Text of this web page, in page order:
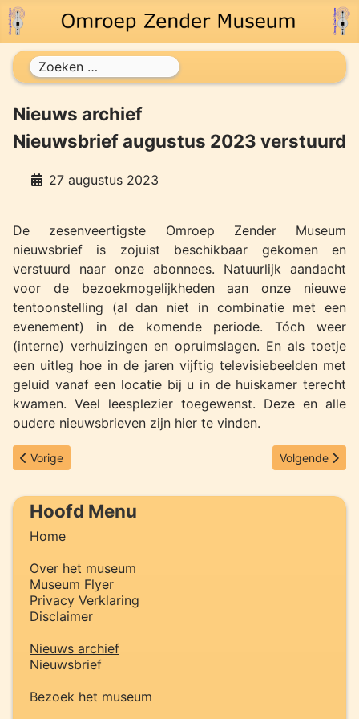
Zoeken
Hoofd Menu
Home
Over het museum
Museum Flyer
Privacy Verklaring
Disclaimer
Nieuws archief
Nieuwsbrief
Bezoek het museum
Nieuws archief
Nieuwsbrief augustus 2023 verstuurd
27 augustus 2023
De zesenveertigste Omroep Zender Museum
nieuwsbrief is zojuist beschikbaar gekomen en
verstuurd naar onze abonnees. Natuurlijk aandacht
voor de bezoekmogelijkheden aan onze nieuwe
tentoonstelling (al dan niet in combinatie met een
evenement) in de komende periode. Tóch weer
(interne) verhuizingen en opruimslagen. En als toetje
een uitleg hoe in de jaren vijftig televisiebeelden met
geluid vanaf een locatie bij u in de huiskamer terecht
kwamen. Veel leesplezier toegewenst. Deze en alle
oudere nieuwsbrieven zijn hier te vinden.
Vorig artikel: Open Monumenten Weekeinde 2023
Vorige Volgende
Volgende